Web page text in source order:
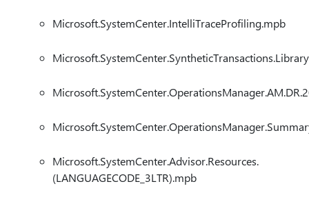
Microsoft.SystemCenter.IntelliTraceProfiling.mpb
Microsoft.SystemCenter.Advisor.Resources.
(LANGUAGECODE_3LTR).mpb